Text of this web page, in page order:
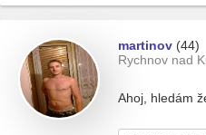
martinov (44)
Rychnov nad
Ahoj, hledám